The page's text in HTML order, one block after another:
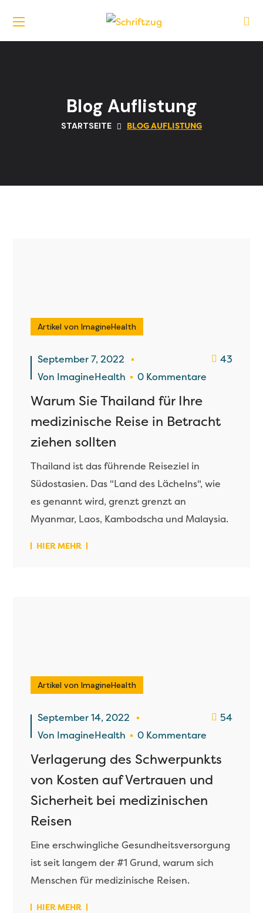
Blog Auflistung
STARTSEITE BLOG AUFLISTUNG
Artikel von ImagineHealth
September 7, 2022
Von ImagineHealth 0 Kommentare
43
Warum Sie Thailand für Ihre
medizinische Reise in Betracht
ziehen sollten
Thailand ist das führende Reiseziel in
Südostasien. Das "Land des Lächelns", wie
es genannt wird, grenzt grenzt an
Myanmar, Laos, Kambodscha und Malaysia.
HIER MEHR
Artikel von ImagineHealth
September 14, 2022
Von ImagineHealth 0 Kommentare
54
Verlagerung des Schwerpunkts
von Kosten auf Vertrauen und
Sicherheit bei medizinischen
Reisen
Eine erschwingliche Gesundheitsversorgung
ist seit langem der #1 Grund, warum sich
Menschen für medizinische Reisen.
HIER MEHR